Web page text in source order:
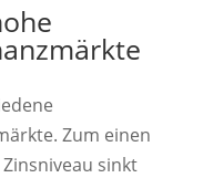
Zum einen
sinkt